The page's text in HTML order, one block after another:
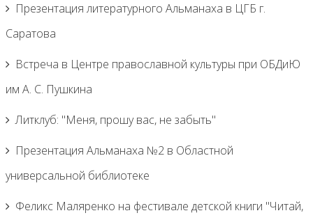
Презентация литературного Альманаха в ЦГБ г.
Саратова
Встреча в Центре православной культуры при ОБДиЮ
им А. С. Пушкина
Литклуб: "Меня, прошу вас, не забыть"
Презентация Альманаха №2 в Областной
универсальной библиотеке
Феликс Маляренко на фестивале детской книги "Читай,